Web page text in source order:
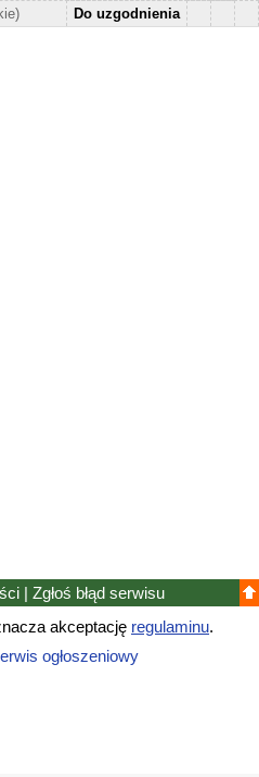
Do uzgodnienia
| Zgłoś błąd serwisu
akceptację regulaminu.
ogłoszeniowy